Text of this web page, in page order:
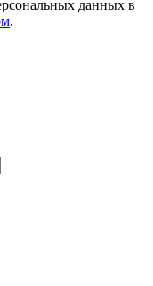
данных в
.